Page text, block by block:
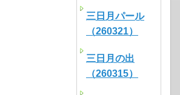
三日月パール
（260321）
三日月の出
（260315）